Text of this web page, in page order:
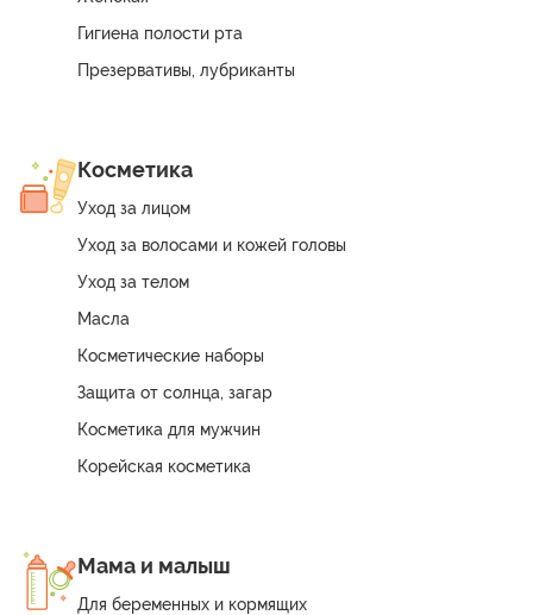
Гигиена полости рта
Презервативы, лубриканты
Косметика
Уход за лицом
Уход за волосами и кожей головы
Уход за телом
Масла
Косметические наборы
Защита от солнца, загар
Косметика для мужчин
Корейская косметика
Мама и малыш
Для беременных и кормящих